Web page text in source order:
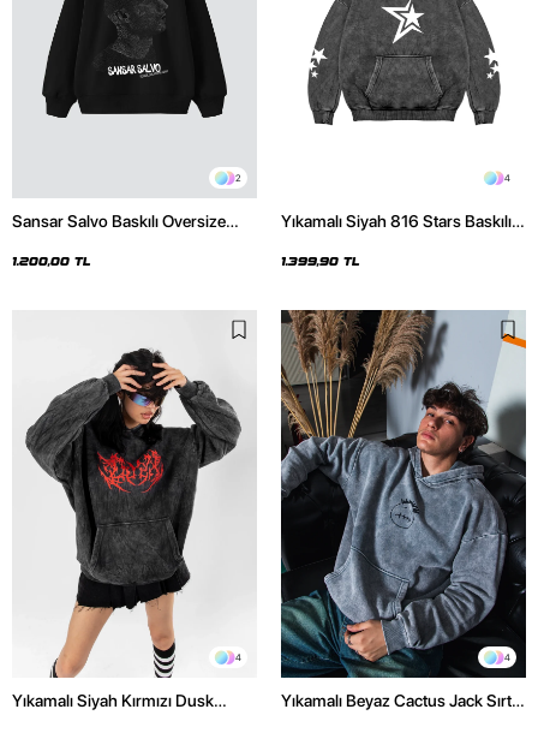
2
Sansar Salvo Baskılı Oversize
1.200,00 TL
4
Yıkamalı Siyah 816 Stars Baskılı
1.399,90 TL
4
Yıkamalı Siyah Kırmızı Dusk
4
Yıkamalı Beyaz Cactus Jack Sırt